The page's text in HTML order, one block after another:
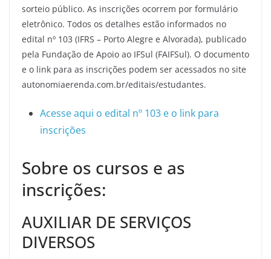
sorteio público. As inscrições ocorrem por formulário
eletrônico. Todos os detalhes estão informados no
edital nº 103 (IFRS – Porto Alegre e Alvorada), publicado
pela Fundação de Apoio ao IFSul (FAIFSul). O documento
e o link para as inscrições podem ser acessados no site
autonomiaerenda.com.br/editais/estudantes.
Acesse aqui o edital nº 103 e o link para
inscrições
Sobre os cursos e as
inscrições:
AUXILIAR DE SERVIÇOS
DIVERSOS